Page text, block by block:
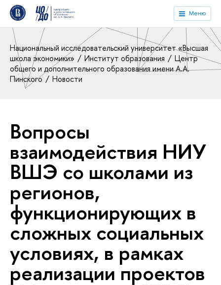
Меню
Национальный исследовательский университет «Высшая
школа экономики»
Институт образования
Центр
общего и дополнительного образования имени А.А.
Пинского
Новости
Вопросы
взаимодействия НИУ
ВШЭ со школами из
регионов,
функционирующих в
сложных социальных
условиях, в рамках
реализации проектов